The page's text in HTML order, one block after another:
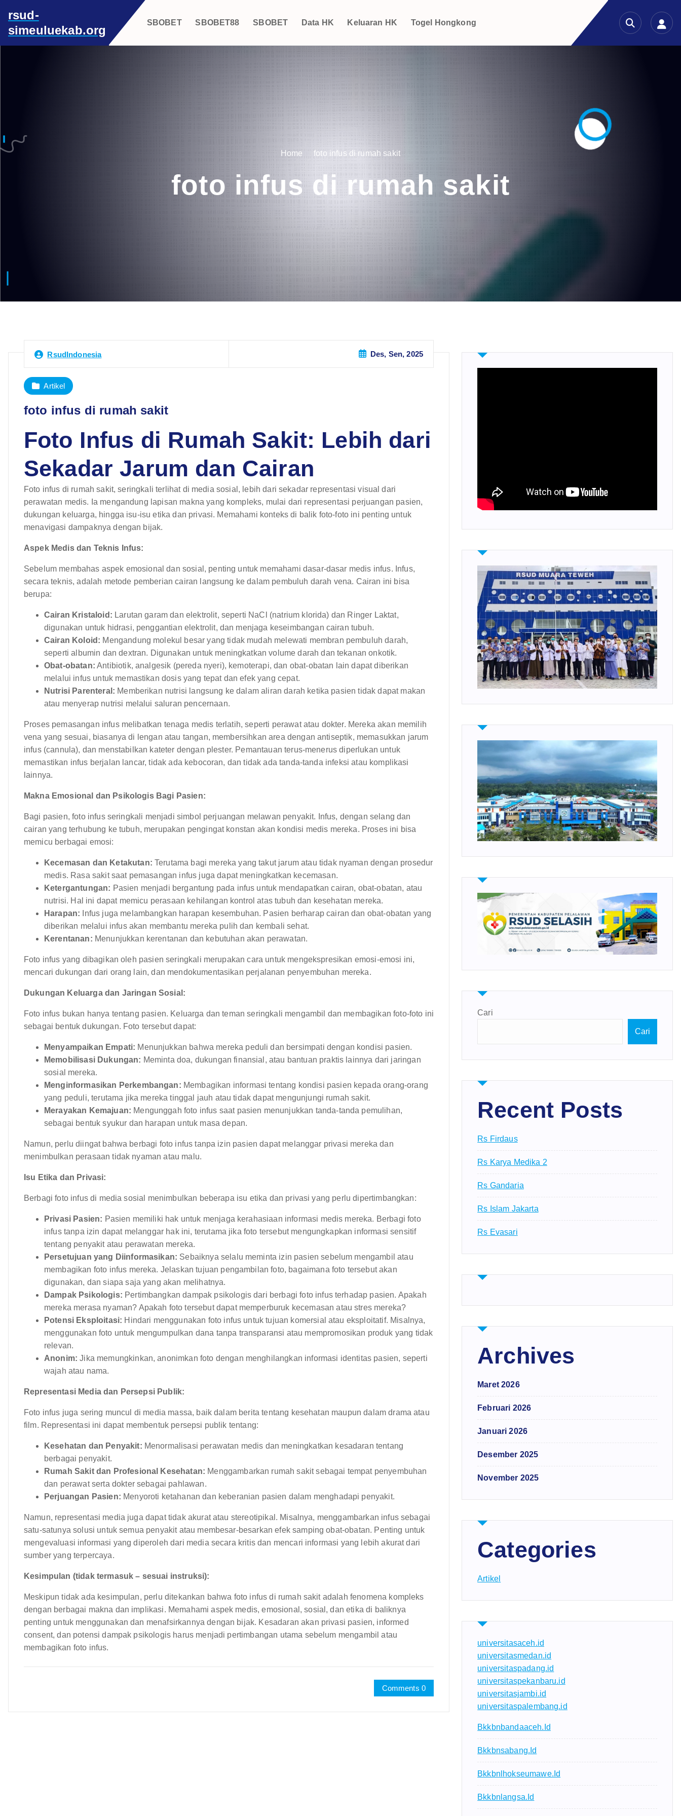
p
n
rsud-
simeuluekab.org
SBOBET SBOBET88 SBOBET Data HK Keluaran HK Togel Hongkong
Home foto infus di rumah sakit
foto infus di rumah sakit
RsudIndonesia Des, Sen, 2025
Artikel
foto infus di rumah sakit
Foto Infus di Rumah Sakit: Lebih dari
Sekadar Jarum dan Cairan
Foto infus di rumah sakit, seringkali terlihat di media sosial, lebih dari sekadar representasi visual dari
perawatan medis. Ia mengandung lapisan makna yang kompleks, mulai dari representasi perjuangan pasien,
dukungan keluarga, hingga isu-isu etika dan privasi. Memahami konteks di balik foto-foto ini penting untuk
menavigasi dampaknya dengan bijak.
Aspek Medis dan Teknis Infus:
Sebelum membahas aspek emosional dan sosial, penting untuk memahami dasar-dasar medis infus. Infus,
secara teknis, adalah metode pemberian cairan langsung ke dalam pembuluh darah vena. Cairan ini bisa
berupa:
Cairan Kristaloid: Larutan garam dan elektrolit, seperti NaCl (natrium klorida) dan Ringer Laktat,
digunakan untuk hidrasi, penggantian elektrolit, dan menjaga keseimbangan cairan tubuh.
Cairan Koloid: Mengandung molekul besar yang tidak mudah melewati membran pembuluh darah,
seperti albumin dan dextran. Digunakan untuk meningkatkan volume darah dan tekanan onkotik.
Obat-obatan: Antibiotik, analgesik (pereda nyeri), kemoterapi, dan obat-obatan lain dapat diberikan
melalui infus untuk memastikan dosis yang tepat dan efek yang cepat.
Nutrisi Parenteral: Memberikan nutrisi langsung ke dalam aliran darah ketika pasien tidak dapat makan
atau menyerap nutrisi melalui saluran pencernaan.
Proses pemasangan infus melibatkan tenaga medis terlatih, seperti perawat atau dokter. Mereka akan memilih
vena yang sesuai, biasanya di lengan atau tangan, membersihkan area dengan antiseptik, memasukkan jarum
infus (cannula), dan menstabilkan kateter dengan plester. Pemantauan terus-menerus diperlukan untuk
memastikan infus berjalan lancar, tidak ada kebocoran, dan tidak ada tanda-tanda infeksi atau komplikasi
lainnya.
Makna Emosional dan Psikologis Bagi Pasien:
Bagi pasien, foto infus seringkali menjadi simbol perjuangan melawan penyakit. Infus, dengan selang dan
cairan yang terhubung ke tubuh, merupakan pengingat konstan akan kondisi medis mereka. Proses ini bisa
memicu berbagai emosi:
Kecemasan dan Ketakutan: Terutama bagi mereka yang takut jarum atau tidak nyaman dengan prosedur
medis. Rasa sakit saat pemasangan infus juga dapat meningkatkan kecemasan.
Ketergantungan: Pasien menjadi bergantung pada infus untuk mendapatkan cairan, obat-obatan, atau
nutrisi. Hal ini dapat memicu perasaan kehilangan kontrol atas tubuh dan kesehatan mereka.
Harapan: Infus juga melambangkan harapan kesembuhan. Pasien berharap cairan dan obat-obatan yang
diberikan melalui infus akan membantu mereka pulih dan kembali sehat.
Kerentanan: Menunjukkan kerentanan dan kebutuhan akan perawatan.
Foto infus yang dibagikan oleh pasien seringkali merupakan cara untuk mengekspresikan emosi-emosi ini,
mencari dukungan dari orang lain, dan mendokumentasikan perjalanan penyembuhan mereka.
Dukungan Keluarga dan Jaringan Sosial:
Foto infus bukan hanya tentang pasien. Keluarga dan teman seringkali mengambil dan membagikan foto-foto ini
sebagai bentuk dukungan. Foto tersebut dapat:
Menyampaikan Empati: Menunjukkan bahwa mereka peduli dan bersimpati dengan kondisi pasien.
Memobilisasi Dukungan: Meminta doa, dukungan finansial, atau bantuan praktis lainnya dari jaringan
sosial mereka.
Menginformasikan Perkembangan: Membagikan informasi tentang kondisi pasien kepada orang-orang
yang peduli, terutama jika mereka tinggal jauh atau tidak dapat mengunjungi rumah sakit.
Merayakan Kemajuan: Mengunggah foto infus saat pasien menunjukkan tanda-tanda pemulihan,
sebagai bentuk syukur dan harapan untuk masa depan.
Namun, perlu diingat bahwa berbagi foto infus tanpa izin pasien dapat melanggar privasi mereka dan
menimbulkan perasaan tidak nyaman atau malu.
Isu Etika dan Privasi:
Berbagi foto infus di media sosial menimbulkan beberapa isu etika dan privasi yang perlu dipertimbangkan:
Privasi Pasien: Pasien memiliki hak untuk menjaga kerahasiaan informasi medis mereka. Berbagi foto
infus tanpa izin dapat melanggar hak ini, terutama jika foto tersebut mengungkapkan informasi sensitif
tentang penyakit atau perawatan mereka.
Persetujuan yang Diinformasikan: Sebaiknya selalu meminta izin pasien sebelum mengambil atau
membagikan foto infus mereka. Jelaskan tujuan pengambilan foto, bagaimana foto tersebut akan
digunakan, dan siapa saja yang akan melihatnya.
Dampak Psikologis: Pertimbangkan dampak psikologis dari berbagi foto infus terhadap pasien. Apakah
mereka merasa nyaman? Apakah foto tersebut dapat memperburuk kecemasan atau stres mereka?
Potensi Eksploitasi: Hindari menggunakan foto infus untuk tujuan komersial atau eksploitatif. Misalnya,
menggunakan foto untuk mengumpulkan dana tanpa transparansi atau mempromosikan produk yang tidak
relevan.
Anonim: Jika memungkinkan, anonimkan foto dengan menghilangkan informasi identitas pasien, seperti
wajah atau nama.
Representasi Media dan Persepsi Publik:
Foto infus juga sering muncul di media massa, baik dalam berita tentang kesehatan maupun dalam drama atau
film. Representasi ini dapat membentuk persepsi publik tentang:
Kesehatan dan Penyakit: Menormalisasi perawatan medis dan meningkatkan kesadaran tentang
berbagai penyakit.
Rumah Sakit dan Profesional Kesehatan: Menggambarkan rumah sakit sebagai tempat penyembuhan
dan perawat serta dokter sebagai pahlawan.
Perjuangan Pasien: Menyoroti ketahanan dan keberanian pasien dalam menghadapi penyakit.
Namun, representasi media juga dapat tidak akurat atau stereotipikal. Misalnya, menggambarkan infus sebagai
satu-satunya solusi untuk semua penyakit atau membesar-besarkan efek samping obat-obatan. Penting untuk
mengevaluasi informasi yang diperoleh dari media secara kritis dan mencari informasi yang lebih akurat dari
sumber yang terpercaya.
Kesimpulan (tidak termasuk – sesuai instruksi):
Meskipun tidak ada kesimpulan, perlu ditekankan bahwa foto infus di rumah sakit adalah fenomena kompleks
dengan berbagai makna dan implikasi. Memahami aspek medis, emosional, sosial, dan etika di baliknya
penting untuk menggunakan dan menafsirkannya dengan bijak. Kesadaran akan privasi pasien, informed
consent, dan potensi dampak psikologis harus menjadi pertimbangan utama sebelum mengambil atau
membagikan foto infus.
Comments 0
Cari
Cari
Recent Posts
Rs Firdaus
Rs Karya Medika 2
Rs Gandaria
Rs Islam Jakarta
Rs Evasari
Archives
Maret 2026
Februari 2026
Januari 2026
Desember 2025
November 2025
Categories
Artikel
universitasaceh.id
universitasmedan.id
universitaspadang.id
universitaspekanbaru.id
universitasjambi.id
universitaspalembang.id
Bkkbnbandaaceh.id
Bkkbnsabang.id
Bkkbnlhokseumawe.id
Bkkbnlangsa.id